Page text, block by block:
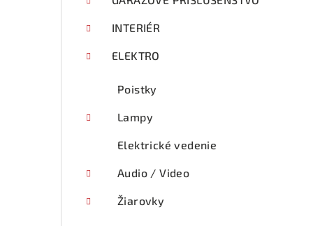
INTERIÉR
ELEKTRO
Poistky
Lampy
Elektrické vedenie
Audio / Video
Žiarovky